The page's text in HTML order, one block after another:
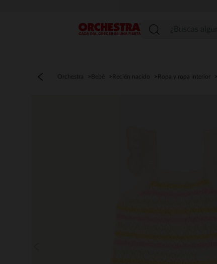
Menú
Orchestra Bebé Recién nacido Ropa y ropa interior